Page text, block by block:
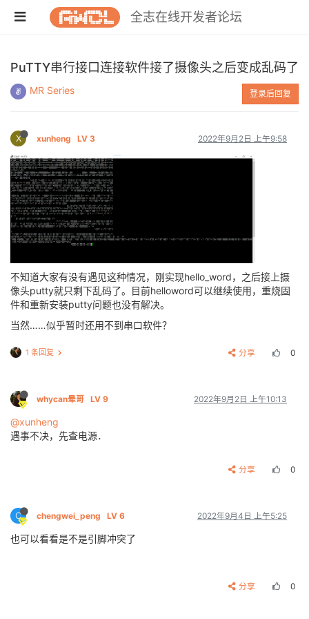
全志在线开发者论坛
PuTTY串行接口连接软件接了摄像头之后变成乱码了
MR Series 登录后回复
X xunheng LV 3 2022年9月2日 上午9:58
不知道大家有没有遇见这种情况，刚实现hello_word，之后接上摄
像头putty就只剩下乱码了。目前helloword可以继续使用，重烧固
件和重新安装putty问题也没有解决。
当然……似乎暂时还用不到串口软件？
1 条回复 分享 0
whycan晕哥 LV 9 2022年9月2日 上午10:13
@xunheng
遇事不决，先查电源．
分享 0
C chengwei_peng LV 6 2022年9月4日 上午5:25
也可以看看是不是引脚冲突了
分享 0